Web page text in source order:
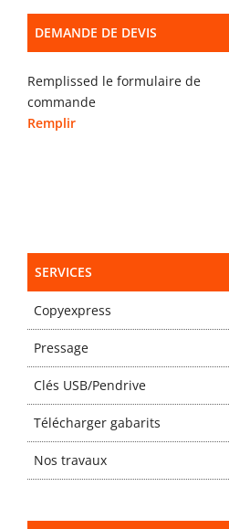
DEMANDE DE DEVIS
Remplissed le formulaire de
commande
Remplir
SERVICES
Copyexpress
Pressage
Clés USB/Pendrive
Télécharger gabarits
Nos travaux